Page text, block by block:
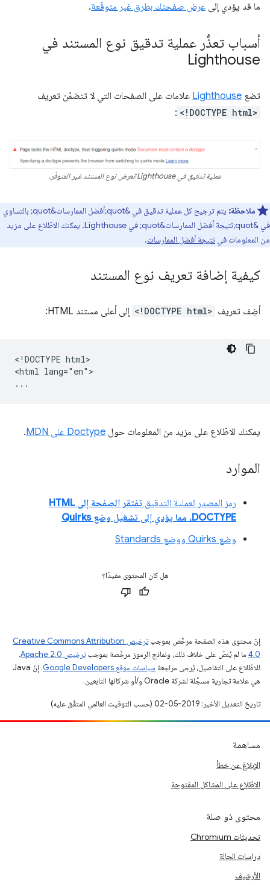
ما قد يؤدي إلى عرض صفحتك بطرق غير متوقّعة.
أسباب تعذُّر عملية تدقيق نوع المستند في
Lighthouse
تضع Lighthouse علامات على الصفحات التي لا تتضمّن تعريف
<!DOCTYPE html>
:
عملية تدقيق في Lighthouse تعرض نوع المستند غير المتوفّر.
ملاحظة:
يتم ترجيح كل عملية تدقيق في &quot;أفضل الممارسات&quot; بالتساوي
في &quot;نتيجة أفضل الممارسات&quot; في Lighthouse. يمكنك الاطّلاع على مزيد
من المعلومات في نتيجة أفضل الممارسات.
كيفية إضافة تعريف نوع المستند
أضِف تعريف <!DOCTYPE html> إلى أعلى مستند HTML:
<!DOCTYPE html>
<html lang="en">
يمكنك الاطّلاع على مزيد من المعلومات حول Doctype على MDN .
الموارد
رمز المصدر لعملية التدقيق
تفتقر الصفحة إلى HTML
DOCTYPE، مما يؤدي إلى تشغيل وضع Quirks
وضع Quirks ووضع Standards
هل كان المحتوى مفيدًا؟
إنّ محتوى هذه الصفحة مرخّص بموجب
ترخيص Creative Commons Attribution
4.0‏ ما لم يُنصّ على خلاف ذلك، ونماذج الرموز مرخّصة بموجبترخيص Apache 2.0‏
.
للاطّلاع على التفاصيل، يُرجى مراجعة سياسات موقع Google Developers‏
. إنّ Java
هي علامة تجارية مسجَّلة لشركة Oracle و/أو شركائها التابعين.
تاريخ التعديل الأخير: 2019-05-02 (حسب التوقيت العالمي المتفَّق عليه)
مساهمة
الإبلاغ عن خطأ
الاطّلاع على المشاكل المفتوحة
محتوى ذو صلة
تحديثات Chromium
دراسات الحالة
الأرشيف